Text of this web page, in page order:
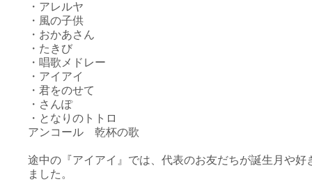
・アレルヤ
・風の子供
・おかあさん
・たきび
・唱歌メドレー
・アイアイ
・君をのせて
・さんぽ
・となりのトトロ
アンコール 乾杯の歌
途中の『アイアイ』では、代表のお友だちが誕生月や
ました。